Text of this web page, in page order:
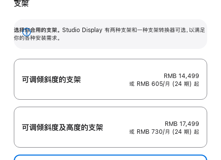
支架
选择你合用的支架。 Studio Display 有两种支架和一种支架转换器可选，以满足
你的各种安装需求。
展
可调倾斜度的支架
RMB 14,499
或 RMB 605/月 (24 期) 起
可调倾斜度及高‍度的支‍架
RMB 17,499
或 RMB 730/月 (24 期) 起